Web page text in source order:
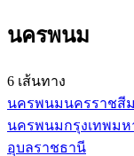
นครพนม
6 เส้นทาง
นครพนมนครราชสี
นครพนมกรุงเทพม
อุบลราชธานี